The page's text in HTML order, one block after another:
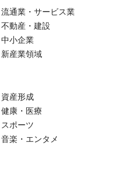
流通業・サービス業
不動産・建設
中小企業
新産業領域
資産形成
健康・医療
スポーツ
音楽・エンタメ